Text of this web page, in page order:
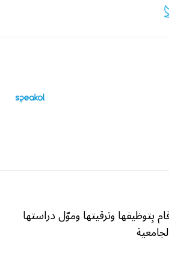
بِتوظيفها وترقيتها وموّل دراستها